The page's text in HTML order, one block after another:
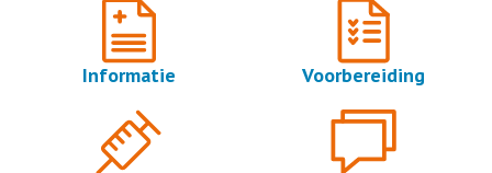
Informatie Voorbereiding